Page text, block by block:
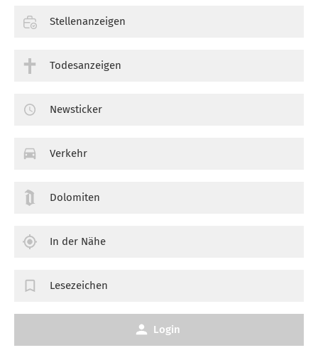
Stellenanzeigen
Todesanzeigen
Newsticker
Verkehr
Dolomiten
In der Nähe
Lesezeichen
Login